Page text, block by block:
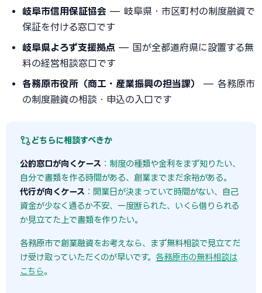
岐阜市信用保証協会 — 岐阜県・市区町村の制度融資で
保証を付ける窓口です
岐阜県よろず支援拠点 — 国が全都道府県に設置する無
料の経営相談窓口です
各務原市役所（商工・産業振興の担当課）
— 各務原市
の制度融資の相談・申込の入口です
どちらに相談すべきか
公的窓口が向くケース ：制度の種類や金利をまず知りたい、
自分で書類を作る時間がある、創業までまだ余裕がある。
代行が向くケース ：開業日が決まっていて時間がない、自己
資金が少なく通るか不安、一度断られた、いくら借りられる
か見立てた上で書類を作りたい。
各務原市で創業融資をお考えなら、まず無料相談で見立てだ
け受け取っていただくのが早いです。 各務原市の無料相談は
こちら。